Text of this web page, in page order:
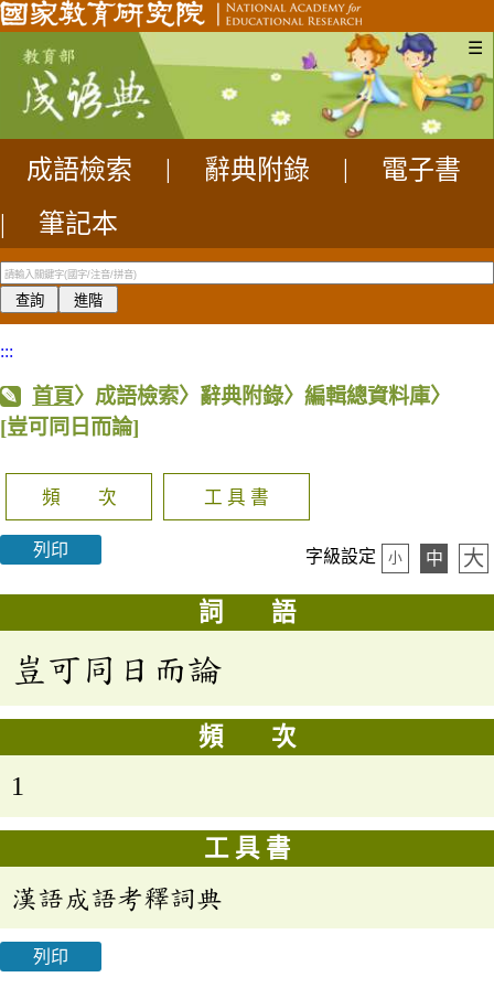
☰
成語檢索 辭典附錄
電子書
|
筆記本
:::
首頁〉成語檢索〉辭典附錄〉編輯總資料庫〉
[豈可同日而論]
頻 次 工 具 書
列印 字級設定 小 中 大
詞 語
豈可同日而論
頻 次
1
工 具 書
漢語成語考釋詞典
列印